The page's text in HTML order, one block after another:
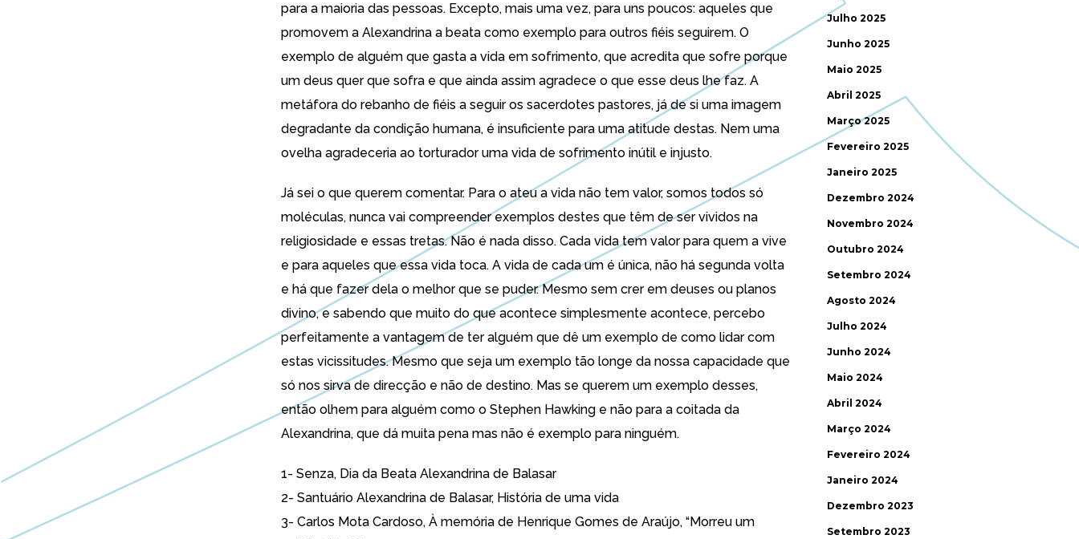
para a maioria das pessoas. Excepto, mais uma vez, para uns poucos: aqueles que
promovem a Alexandrina a beata como exemplo para outros fiéis seguirem. O
exemplo de alguém que gasta a vida em sofrimento, que acredita que sofre porque
um deus quer que sofra e que ainda assim agradece o que esse deus lhe faz. A
metáfora do rebanho de fiéis a seguir os sacerdotes pastores, já de si uma imagem
degradante da condição humana, é insuficiente para uma atitude destas. Nem uma
ovelha agradeceria ao torturador uma vida de sofrimento inútil e injusto.
Já sei o que querem comentar. Para o ateu a vida não tem valor, somos todos só
moléculas, nunca vai compreender exemplos destes que têm de ser vividos na
religiosidade e essas tretas. Não é nada disso. Cada vida tem valor para quem a vive
e para aqueles que essa vida toca. A vida de cada um é única, não há segunda volta
e há que fazer dela o melhor que se puder. Mesmo sem crer em deuses ou planos
divino, e sabendo que muito do que acontece simplesmente acontece, percebo
perfeitamente a vantagem de ter alguém que dê um exemplo de como lidar com
estas vicissitudes. Mesmo que seja um exemplo tão longe da nossa capacidade que
só nos sirva de direcção e não de destino. Mas se querem um exemplo desses,
então olhem para alguém como o Stephen Hawking e não para a coitada da
Alexandrina, que dá muita pena mas não é exemplo para ninguém.
1- Senza, Dia da Beata Alexandrina de Balasar
2- Santuário Alexandrina de Balasar, História de uma vida
3- Carlos Mota Cardoso, À memória de Henrique Gomes de Araújo, “Morreu um
Julho 2025
Junho 2025
Maio 2025
Abril 2025
Março 2025
Fevereiro 2025
Janeiro 2025
Dezembro 2024
Novembro 2024
Outubro 2024
Setembro 2024
Agosto 2024
Julho 2024
Junho 2024
Maio 2024
Abril 2024
Março 2024
Fevereiro 2024
Janeiro 2024
Dezembro 2023
Setembro 2023